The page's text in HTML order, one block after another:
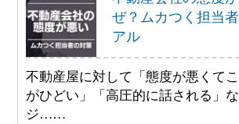
ぜ？ムカつく担当
アル
不動産屋に対して「態度が悪くて
がひどい」「高圧的に話される」
ジ……